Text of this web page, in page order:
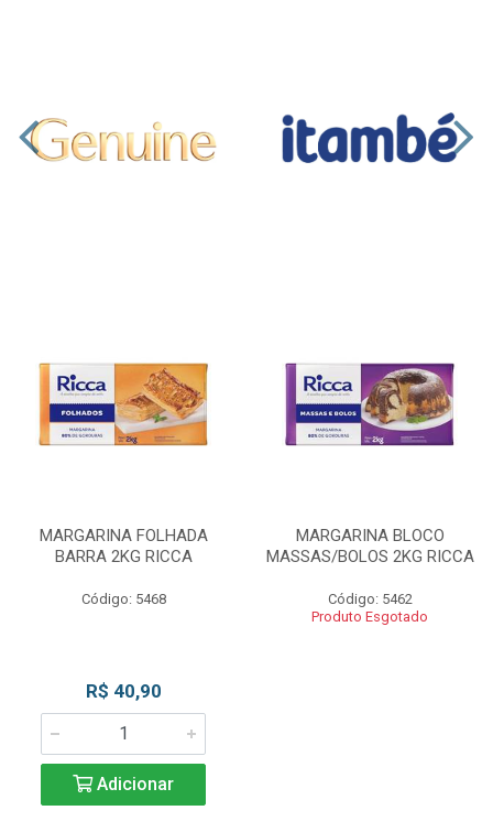
MARGARINA FOLHADA
BARRA 2KG RICCA
Código: 5468
R$ 40,90
Adicionar
MARGARINA BLOCO
MASSAS/BOLOS 2KG RICCA
Código: 5462
Produto Esgotado